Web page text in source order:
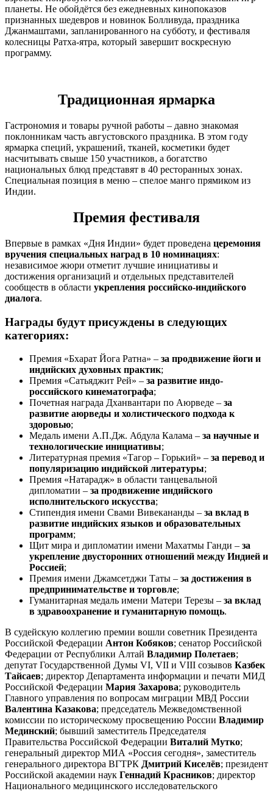
планеты. Не обойдётся без ежедневных кинопоказов
признанных шедевров и новинок Болливуда, праздника
Джанмаштами, запланированного на субботу, и фестиваля
колесницы Ратха-ятра, который завершит воскресную
программу.
Традиционная ярмарка
Гастрономия и товары ручной работы – давно знакомая
поклонникам часть августовского праздника. В этом году
ярмарка специй, украшений, тканей, косметики будет
насчитывать свыше 150 участников, а богатство
национальных блюд представят в 40 ресторанных зонах.
Специальная позиция в меню – спелое манго прямиком из
Индии.
Премия фестиваля
Впервые в рамках «Дня Индии» будет проведена церемония
вручения специальных наград в 10 номинациях:
независимое жюри отметит лучшие инициативы и
достижения организаций и отдельных представителей
сообществ в области укрепления российско-индийского
диалога.
Награды будут присуждены в следующих
категориях:
Премия «Бхарат Йога Ратна» – за продвижение йоги и
индийских духовных практик;
Премия «Сатьяджит Рей» – за развитие индо-
российского кинематографа;
Почетная награда Дханвантари по Аюрведе – за
развитие аюрведы и холистического подхода к
здоровью;
Медаль имени А.П.Дж. Абдула Калама – за научные и
технологические инициативы;
Литературная премия «Тагор – Горький» – за перевод и
популяризацию индийской литературы;
Премия «Натарадж» в области танцевальной
дипломатии – за продвижение индийского
исполнительского искусства;
Стипендия имени Свами Вивекананды – за вклад в
развитие индийских языков и образовательных
программ;
Щит мира и дипломатии имени Махатмы Ганди – за
укрепление двусторонних отношений между Индией и
Россией;
Премия имени Джамсетджи Таты – за достижения в
предпринимательстве и торговле;
Гуманитарная медаль имени Матери Терезы – за вклад
в здравоохранение и гуманитарную помощь.
В судейскую коллегию премии вошли советник Президента
Российской Федерации Антон Кобяков; сенатор Российской
Федерации от Республики Алтай Владимир Полетаев;
депутат Государственной Думы VI, VII и VIII созывов Казбек
Тайсаев; директор Департамента информации и печати МИД
Российской Федерации Мария Захарова; руководитель
Главного управления по вопросам миграции МВД России
Валентина Казакова; председатель Межведомственной
комиссии по историческому просвещению России Владимир
Мединский; бывший заместитель Председателя
Правительства Российской Федерации Виталий Мутко;
генеральный директор МИА «Россия сегодня», заместитель
генерального директора ВГТРК Дмитрий Киселёв; президент
Российской академии наук Геннадий Красников; директор
Национального медицинского исследовательского